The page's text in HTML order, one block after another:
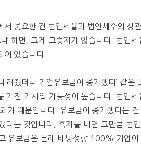
서 중요한 건 법인세율과 법인세수의 상
하면, 그게 그렇지가 않습니다. 법인
어 있습니다.
려줬더니 기업유보금이 증가했다’ 같
가진 기사일 가능성이 높습니다. 법인
기 때문입니다. 유보금이 증가했다는
다는 것입니다. 흑자를 내면 그만큼 법
유보금은 본래 배당성향 100% 기업